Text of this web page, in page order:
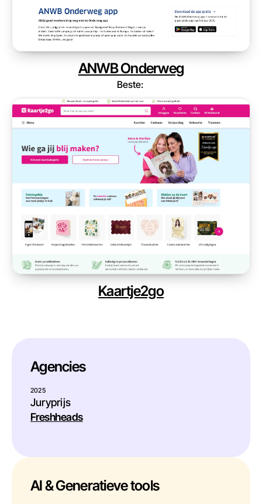
ANWB Onderweg
Beste:
Kaartje2go
Agencies
2025
Juryprijs
Freshheads
AI & Generatieve tools